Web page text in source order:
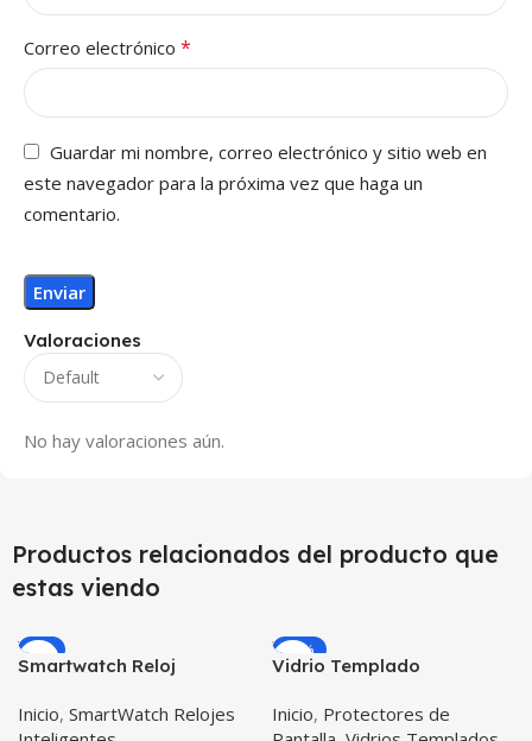
Valoraciones
No hay valoraciones aún.
Correo electrónico *
Guardar mi nombre, correo electrónico y sitio web en
este navegador para la próxima vez que haga un
comentario.
Productos relacionados del producto que
estas viendo
-9%
Smartwatch Reloj
BAND X PRO™
Inicio, SmartWatch Relojes
-15%
Vidrio Templado
42mm X2 Unidades
Inicio, Protectores de